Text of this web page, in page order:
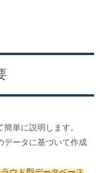
単に説明します。
データに基づいて作成